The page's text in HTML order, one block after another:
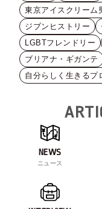
東京アイスクリーム
ジブンヒストリー
LGBTフレンドリー
ブリアナ・ギガンテ
自分らしく生きるプ
NEWS
ニュース